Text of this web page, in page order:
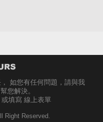
如您有任何問題，請與我
您解決。
或填寫線上表單
Right Reserved.